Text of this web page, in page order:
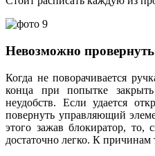
Невозможно провернуть
Когда не поворачивается
конца при попытке
неудобств. Если удается
повернуть управляющий
этого зажав блокиратор, то,
достаточно легко. К причинам